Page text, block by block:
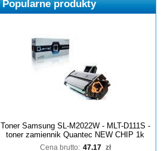
Popularne produkty
Toner Samsung SL-M2022W - MLT-D111S -
toner zamiennik Quantec NEW CHIP 1k
Cena brutto: 47.17 zł